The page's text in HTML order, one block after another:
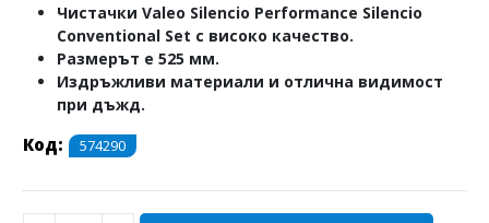
Чистачки Valeo Silencio Performance Silencio
Conventional Set с високо качество.
Размерът е 525 мм.
Издръжливи материали и отлична видимост
при дъжд.
Код: 574290